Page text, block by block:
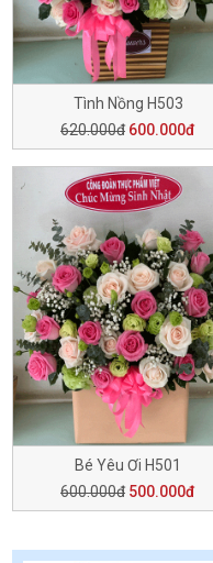
Tình Nồng H503
620.000đ 600.000đ
Bé Yêu Ơi H501
600.000đ 500.000đ